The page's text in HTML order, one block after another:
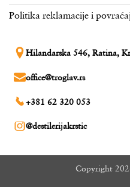
Politika reklamacije i
Hilandarska 546, Ratina,
office@troglav.rs
+381 62 320 053
@destilerijakrstic
Copyright